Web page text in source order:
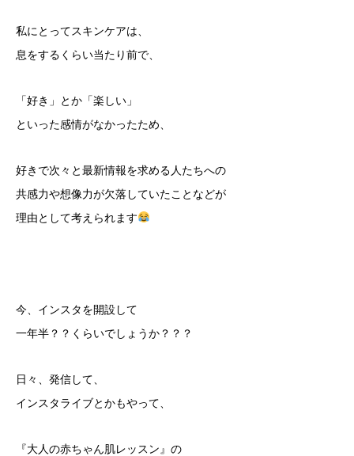
私にとってスキンケアは、
息をするくらい当たり前で、
「好き」とか「楽しい」
といった感情がなかったため、
好きで次々と最新情報を求める人たちへの
共感力や想像力が欠落していたことなどが
理由として考えられます
今、インスタを開設して
一年半？？くらいでしょうか？？？
日々、発信して、
インスタライブとかもやって、
『大人の赤ちゃん肌レッスン』の